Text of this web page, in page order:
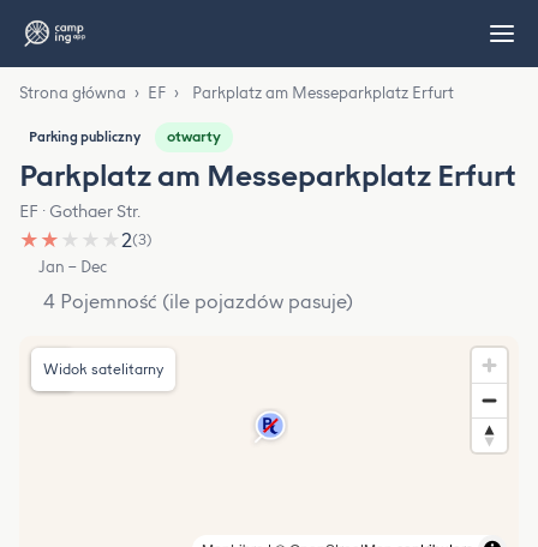
Strona główna › EF › Parkplatz am Messeparkplatz Erfurt
Parking publiczny otwarty
Parkplatz am Messeparkplatz Erfurt
EF · Gothaer Str.
★ ★ ★ ★ ★2(3)
Jan – Dec
4 Pojemność (ile pojazdów pasuje)
Widok satelitarny